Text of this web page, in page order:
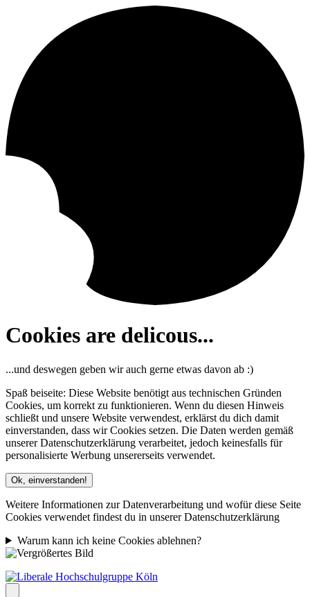
Cookies are delicous...
...und deswegen geben wir auch gerne etwas davon ab :)
Spaß beiseite: Diese Website benötigt aus technischen Gründen
Cookies, um korrekt zu funktionieren. Wenn du diesen Hinweis
schließt und unsere Website verwendest, erklärst du dich damit
einverstanden, dass wir Cookies setzen. Die Daten werden gemäß
unserer Datenschutzerklärung verarbeitet, jedoch keinesfalls für
personalisierte Werbung unsererseits verwendet.
Ok, einverstanden!
Weitere Informationen zur Datenverarbeitung und wofür diese Seite
Cookies verwendet findest du in unserer Datenschutzerklärung
Warum kann ich keine Cookies ablehnen?